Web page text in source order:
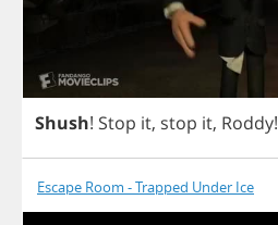
Shush! Stop it, stop it, Roddy!
Escape Room - Trapped Under Ice